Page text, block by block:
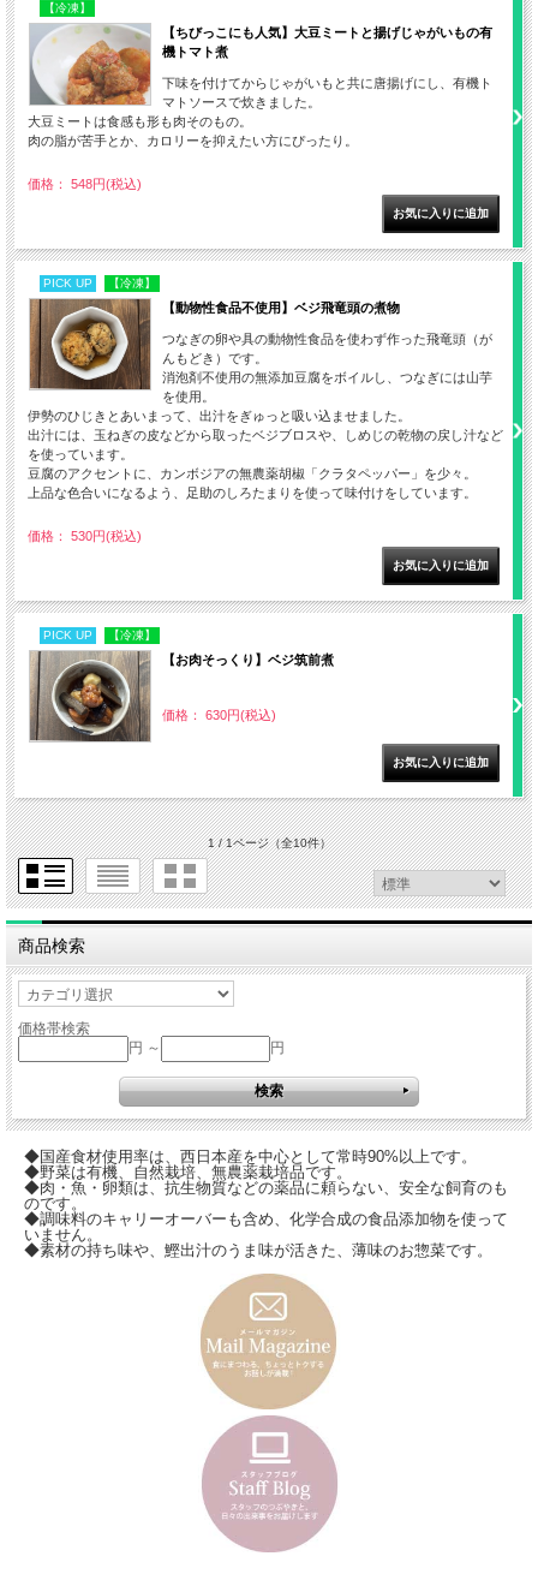
【冷凍】
【ちびっこにも人気】大豆ミートと揚げじゃがいもの有
機トマト煮
下味を付けてからじゃがいもと共に唐揚げにし、有機ト
マトソースで炊きました。
大豆ミートは食感も形も肉そのもの。
肉の脂が苦手とか、カロリーを抑えたい方にぴったり。
価格： 548円(税込)
PICK UP 【冷凍】
【動物性食品不使用】ベジ飛竜頭の煮物
つなぎの卵や具の動物性食品を使わず作った飛竜頭（が
んもどき）です。
消泡剤不使用の無添加豆腐をボイルし、つなぎには山芋
を使用。
伊勢のひじきとあいまって、出汁をぎゅっと吸い込ませました。
出汁には、玉ねぎの皮などから取ったベジブロスや、しめじの乾物の戻し汁など
を使っています。
豆腐のアクセントに、カンボジアの無農薬胡椒「クラタペッパー」を少々。
上品な色合いになるよう、足助のしろたまりを使って味付けをしています。
価格： 530円(税込)
PICK UP 【冷凍】
【お肉そっくり】ベジ筑前煮
価格： 630円(税込)
1 / 1ページ（全10件）
商品検索
価格帯検索
円 ～
円
◆国産食材使用率は、西日本産を中心として常時90%以上です。
◆野菜は有機、自然栽培、無農薬栽培品です。
◆肉・魚・卵類は、抗生物質などの薬品に頼らない、安全な飼育のも
のです。
◆調味料のキャリーオーバーも含め、化学合成の食品添加物を使って
いません。
◆素材の持ち味や、鰹出汁のうま味が活きた、薄味のお惣菜です。